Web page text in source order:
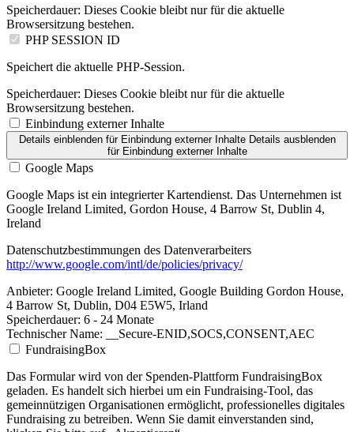
Speicherdauer: Dieses Cookie bleibt nur für die aktuelle
Browsersitzung bestehen.
PHP SESSION ID
Speichert die aktuelle PHP-Session.
Speicherdauer: Dieses Cookie bleibt nur für die aktuelle
Browsersitzung bestehen.
Einbindung externer Inhalte
Details einblendenfür Einbindung externer Inhalte Details ausblenden
für Einbindung externer Inhalte
Google Maps
Google Maps ist ein integrierter Kartendienst. Das Unternehmen ist
Google Ireland Limited, Gordon House, 4 Barrow St, Dublin 4,
Ireland
Datenschutzbestimmungen des Datenverarbeiters
http://www.google.com/intl/de/policies/privacy/
Anbieter: Google Ireland Limited, Google Building Gordon House,
4 Barrow St, Dublin, D04 E5W5, Irland
Speicherdauer: 6 - 24 Monate
Technischer Name: __Secure-ENID,SOCS,CONSENT,AEC
FundraisingBox
Das Formular wird von der Spenden-Plattform FundraisingBox
geladen. Es handelt sich hierbei um ein Fundraising-Tool, das
gemeinnützigen Organisationen ermöglicht, professionelles digitales
Fundraising zu betreiben. Wenn Sie damit einverstanden sind,